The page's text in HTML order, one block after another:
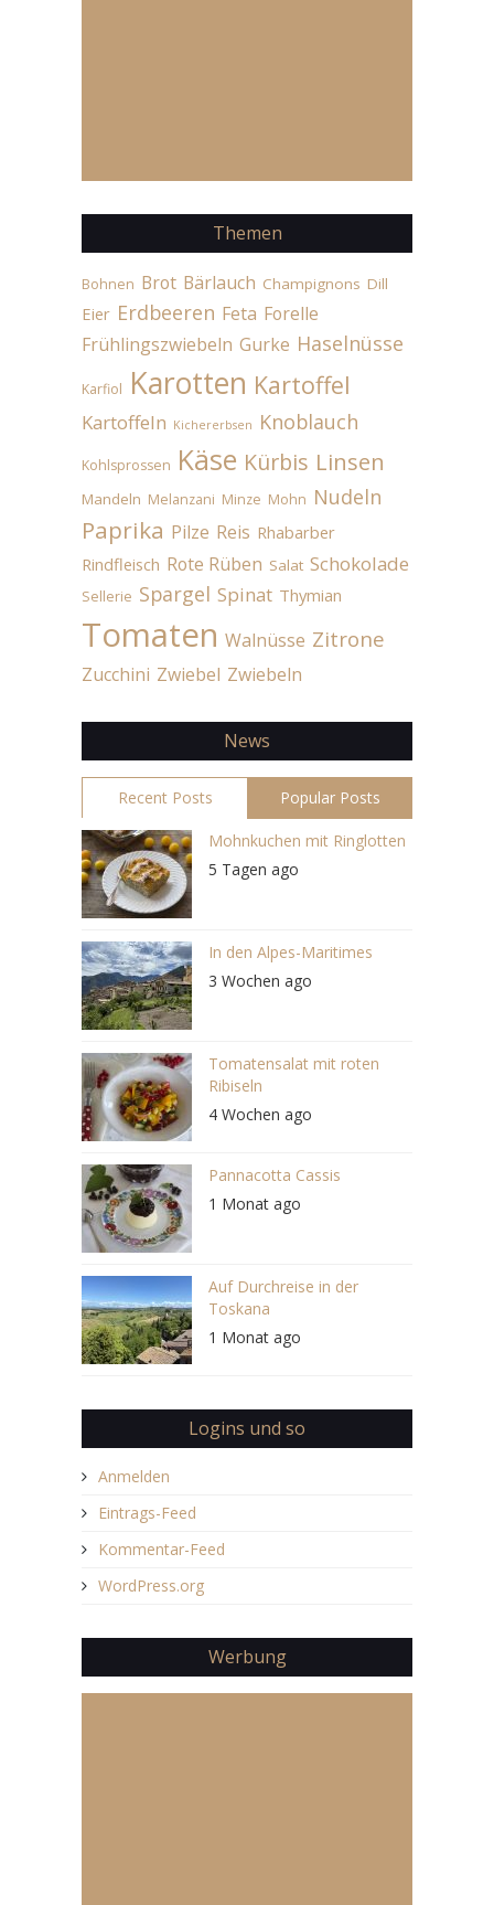
Themen
Bohnen Brot Bärlauch Champignons Dill
Eier Erdbeeren Feta Forelle
Frühlingszwiebeln Gurke Haselnüsse
Karfiol Karotten Kartoffel
Kartoffeln Kichererbsen Knoblauch
Kohlsprossen Käse Kürbis Linsen
Mandeln Melanzani Minze Mohn Nudeln
Paprika Pilze Reis Rhabarber
Rindfleisch Rote Rüben Salat Schokolade
Sellerie Spargel Spinat Thymian
Tomaten Walnüsse Zitrone
Zucchini Zwiebel Zwiebeln
News
Recent Posts Popular Posts
Mohnkuchen mit Ringlotten
5 Tagen ago
In den Alpes-Maritimes
3 Wochen ago
Tomatensalat mit roten
Ribiseln
4 Wochen ago
Pannacotta Cassis
1 Monat ago
Auf Durchreise in der
Toskana
1 Monat ago
Logins und so
Anmelden
Eintrags-Feed
Kommentar-Feed
WordPress.org
Werbung